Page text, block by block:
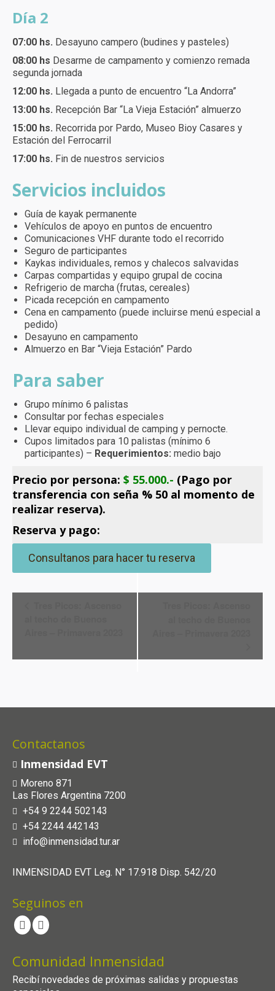
Día 2
07:00 hs. Desayuno campero (budines y pasteles)
08:00 hs Desarme de campamento y comienzo remada
segunda jornada
12:00 hs. Llegada a punto de encuentro “La Andorra”
13:00 hs. Recepción Bar “La Vieja Estación” almuerzo
15:00 hs. Recorrida por Pardo, Museo Bioy Casares y
Estación del Ferrocarril
17:00 hs. Fin de nuestros servicios
Servicios incluidos
Guía de kayak permanente
Vehículos de apoyo en puntos de encuentro
Comunicaciones VHF durante todo el recorrido
Seguro de participantes
Kaykas individuales, remos y chalecos salvavidas
Carpas compartidas y equipo grupal de cocina
Refrigerio de marcha (frutas, cereales)
Picada recepción en campamento
Cena en campamento (puede incluirse menú especial a
pedido)
Desayuno en campamento
Almuerzo en Bar “Vieja Estación” Pardo
Para saber
Grupo mínimo 6 palistas
Consultar por fechas especiales
Llevar equipo individual de camping y pernocte.
Cupos limitados para 10 palistas (mínimo 6
participantes) – Requerimientos: medio bajo
Precio por persona: $ 55.000.- (Pago por
transferencia con seña % 50 al momento de
realizar reserva).
Reserva y pago:
Consultanos para hacer tu reserva
Evento
Contactanos
Inmensidad EVT
Moreno 871
Las Flores Argentina 7200
+54 9 2244 502143
+54 2244 442143
info@inmensidad.tur.ar
INMENSIDAD EVT Leg. N° 17.918 Disp. 542/20
Seguinos en
Comunidad Inmensidad
Recibí novedades de próximas salidas y propuestas